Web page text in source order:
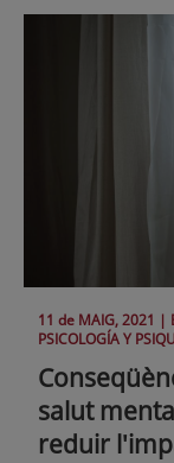
11 de MAIG, 2021 |
PSICOLOGÍA Y
salut
reduir